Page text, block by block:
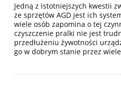
Jedną z istotniejszych kwestii
ze sprzętów AGD jest ich
wiele osób zapomina o tej
czyszczenie pralki nie jest
przedłużeniu żywotności
go w dobrym stanie przez